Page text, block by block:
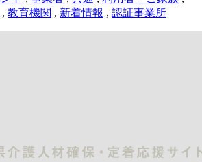
, 教育機関 , 新着情報 , 認証事業所